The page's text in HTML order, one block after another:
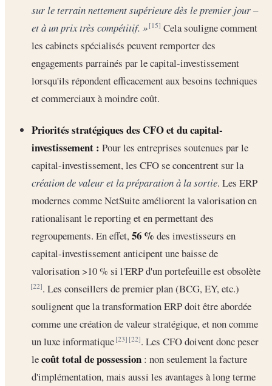
sur le terrain nettement supérieure dès le premier jour –
et à un prix très compétitif. » [15] Cela souligne comment
les cabinets spécialisés peuvent remporter des
engagements parrainés par le capital-investissement
lorsqu'ils répondent efficacement aux besoins techniques
et commerciaux à moindre coût.
Priorités stratégiques des CFO et du capital-
investissement : Pour les entreprises soutenues par le
capital-investissement, les CFO se concentrent sur la
création de valeur et la préparation à la sortie. Les ERP
modernes comme NetSuite améliorent la valorisation en
rationalisant le reporting et en permettant des
regroupements. En effet,56 % des investisseurs en
capital-investissement anticipent une baisse de
valorisation >10 % si l'ERP d'un portefeuille est obsolète
[22]. Les conseillers de premier plan (BCG, EY, etc.)
soulignent que la transformation ERP doit être abordée
comme une création de valeur stratégique, et non comme
un luxe informatique[23] [22]. Les CFO doivent donc peser
lecoût total de possession : non seulement la facture
d'implémentation, mais aussi les avantages à long terme